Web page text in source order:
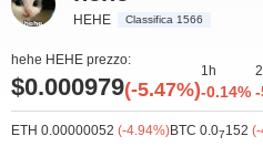
HEHE Classifica 1566
hehe HEHE prezzo:
$0.000979(-5.47%)
1h
-0.14% -
ETH 0.00000052 (-4.94%)BTC 0.07152